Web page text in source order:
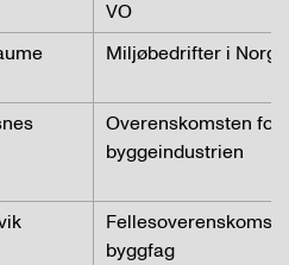
VO
Miljøbedrifter i Norge
Overenskomsten for
byggeindustrien
byggfag